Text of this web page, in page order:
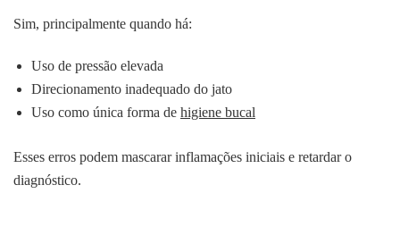
Sim, principalmente quando há:
Uso de pressão elevada
Direcionamento inadequado do jato
Uso como única forma de higiene bucal
Esses erros podem mascarar inflamações iniciais e retardar o
diagnóstico.